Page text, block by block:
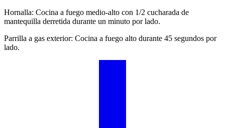
Hornalla: Cocina a fuego medio-alto con 1/2 cucharada de
mantequilla derretida durante un minuto por lado.
Parrilla a gas exterior: Cocina a fuego alto durante 45 segundos por
lado.